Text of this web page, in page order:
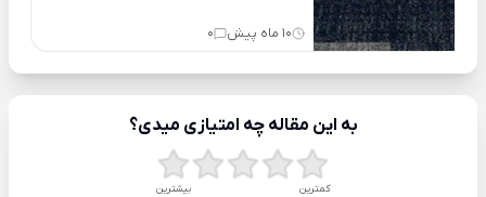
10 ماه پیش 0
به این مقاله چه امتیازی میدی؟
کمترین بیشترین